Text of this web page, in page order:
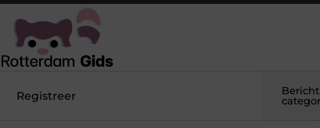
Registreer
Bericht